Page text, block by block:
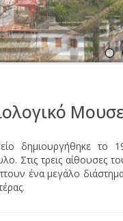
δημιουργήθηκε το
Στις τρεις αίθουσες
ένα μεγάλο